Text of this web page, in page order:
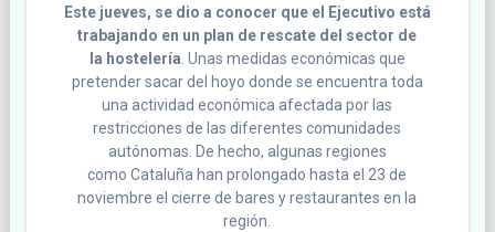
Este jueves, se dio a conocer que el Ejecutivo está
trabajando en un plan de rescate del sector de
la hostelería . Unas medidas económicas que
pretender sacar del hoyo donde se encuentra toda
una actividad económica afectada por las
restricciones de las diferentes comunidades
autónomas. De hecho, algunas regiones
como Cataluña han prolongado hasta el 23 de
noviembre el cierre de bares y restaurantes en la
región.